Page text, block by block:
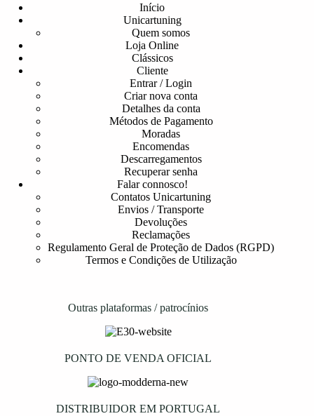
Início
Unicartuning
Quem somos
Loja Online
Clássicos
Cliente
Entrar / Login
Criar nova conta
Detalhes da conta
Métodos de Pagamento
Moradas
Encomendas
Descarregamentos
Recuperar senha
Falar connosco!
Contatos Unicartuning
Envios / Transporte
Devoluções
Reclamações
Regulamento Geral de Proteção de Dados (RGPD)
Termos e Condições de Utilização
Outras plataformas / patrocínios
PONTO DE VENDA OFICIAL
DISTRIBUIDOR EM PORTUGAL